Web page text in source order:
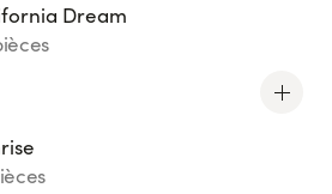
Dream